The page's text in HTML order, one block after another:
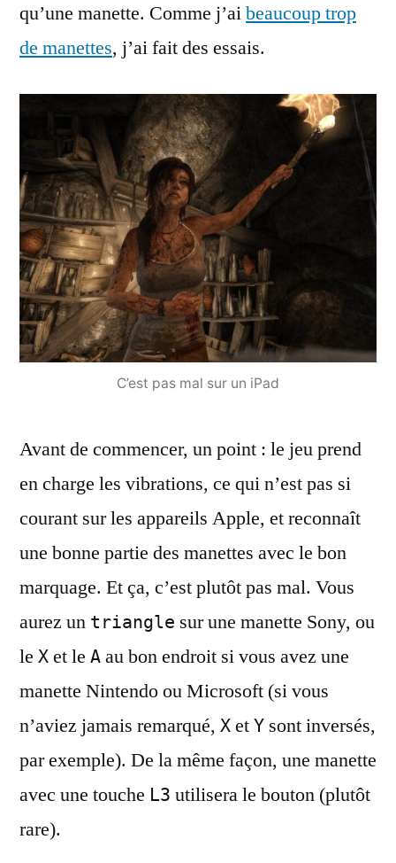
qu’une manette. Comme j’aibeaucoup trop
de manettes, j’ai fait des essais.
C’est pas mal sur un iPad
Avant de commencer, un point : le jeu prend
en charge les vibrations, ce qui n’est pas si
courant sur les appareils Apple, et reconnaît
une bonne partie des manettes avec le bon
marquage. Et ça, c’est plutôt pas mal. Vous
aurez un triangle sur une manette Sony, ou
le X et le A au bon endroit si vous avez une
manette Nintendo ou Microsoft (si vous
n’aviez jamais remarqué, X et Y sont inversés,
par exemple). De la même façon, une manette
avec une touche L3 utilisera le bouton (plutôt
rare).